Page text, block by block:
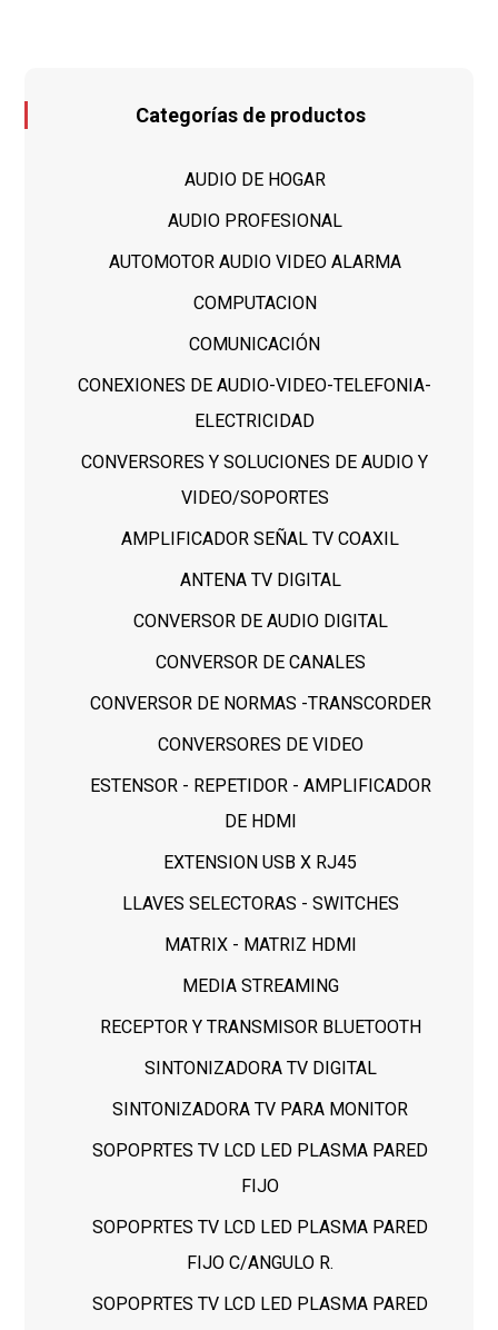
Categorías de productos
AUDIO DE HOGAR
AUDIO PROFESIONAL
AUTOMOTOR AUDIO VIDEO ALARMA
COMPUTACION
COMUNICACIÓN
CONEXIONES DE AUDIO-VIDEO-TELEFONIA-
ELECTRICIDAD
CONVERSORES Y SOLUCIONES DE AUDIO Y
VIDEO/SOPORTES
AMPLIFICADOR SEÑAL TV COAXIL
ANTENA TV DIGITAL
CONVERSOR DE AUDIO DIGITAL
CONVERSOR DE CANALES
CONVERSOR DE NORMAS -TRANSCORDER
CONVERSORES DE VIDEO
ESTENSOR - REPETIDOR - AMPLIFICADOR
DE HDMI
EXTENSION USB X RJ45
LLAVES SELECTORAS - SWITCHES
MATRIX - MATRIZ HDMI
MEDIA STREAMING
RECEPTOR Y TRANSMISOR BLUETOOTH
SINTONIZADORA TV DIGITAL
SINTONIZADORA TV PARA MONITOR
SOPOPRTES TV LCD LED PLASMA PARED
FIJO
SOPOPRTES TV LCD LED PLASMA PARED
FIJO C/ANGULO R.
SOPOPRTES TV LCD LED PLASMA PARED